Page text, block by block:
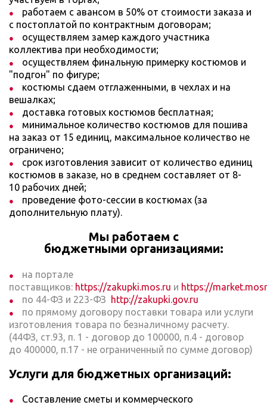
работаем с авансом в 50% от стоимости заказа и
с постоплатой по контрактным договорам;
осуществляем замер каждого участника
коллектива при необходимости;
осуществляем финальную примерку костюмов и
"подгон" по фигуре;
костюмы сдаем отглаженными, в чехлах и на
вешалках;
доставка готовых костюмов бесплатная;
минимальное количество костюмов для пошива
на заказ от 15 единиц, максимальное количество не
ограничено;
срок изготовления зависит от количество единиц
костюмов в заказе, но в среднем составляет от 8-
10 рабочих дней;
проведение фото-сессии в костюмах (за
дополнительную плату).
Мы работаем с
бюджетными организациями:
на портале
поставщиков: https://zakupki.mos.ru и https://
по 44-ФЗ и 223-ФЗ
http://zakupki.gov.ru
по прямому договору поставки товара или услуги
изготовления товара по безналичному расчету.
(44ФЗ, ст.93, п. 1 - договор до 100000, п.4 - договор
до 400000, п.17 - не ограниченный по сумме договор)
Услуги для бюджетных организаций:
Составление сметы и коммерческого